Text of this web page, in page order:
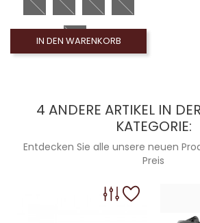
IN DEN WARENKORB
4 ANDERE ARTIKEL IN
KATEGORIE:
Entdecken Sie alle unsere neuen
Preis